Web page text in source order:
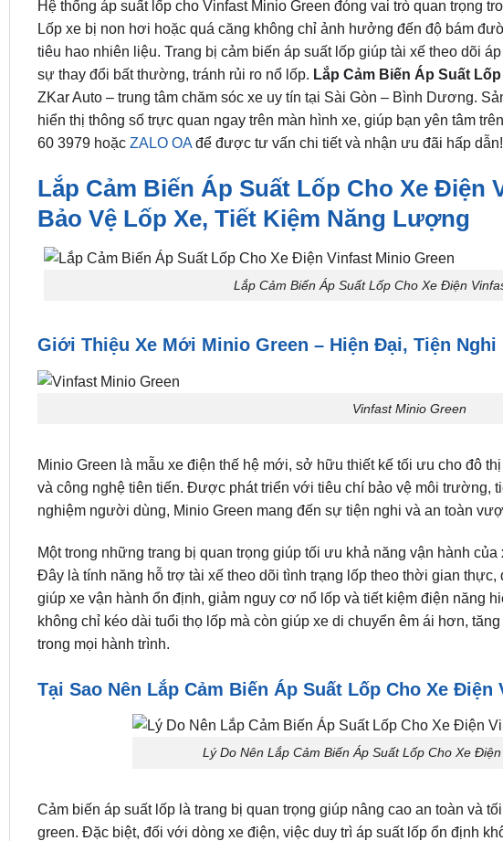
Hệ thống áp suất lốp cho Vinfast Minio Green đóng vai trò quan trọng
Lốp xe bị non hơi hoặc quá căng không chỉ ảnh hưởng đến độ bám
tiêu hao nhiên liệu. Trang bị cảm biến áp suất lốp giúp tài xế theo dõi
sự thay đổi bất thường, tránh rủi ro nổ lốp. Lắp Cảm Biến Áp Suất
ZKar Auto – trung tâm chăm sóc xe uy tín tại Sài Gòn – Bình Dương.
hiển thị thông số trực quan ngay trên màn hình xe, giúp bạn yên tâm
60 3979 hoặc ZALO OAđể được tư vấn chi tiết và nhận ưu đãi hấp dẫn!
Lắp Cảm Biến Áp Suất Lốp Cho Xe Điện
Bảo Vệ Lốp Xe, Tiết Kiệm Năng Lượng
Lắp Cảm Biến Áp Suất Lốp Cho Xe Điện
Giới Thiệu Xe Mới Minio Green – Hiện Đại, Tiện
Vinfast Minio Green
Minio Green là mẫu xe điện thế hệ mới, sở hữu thiết kế tối ưu cho đô
và công nghệ tiên tiến. Được phát triển với tiêu chí bảo vệ môi trường,
nghiệm người dùng, Minio Green mang đến sự tiện nghi và an toàn
Một trong những trang bị quan trọng giúp tối ưu khả năng vận hành
Đây là tính năng hỗ trợ tài xế theo dõi tình trạng lốp theo thời gian
giúp xe vận hành ổn định, giảm nguy cơ nổ lốp và tiết kiệm điện năng
không chỉ kéo dài tuổi thọ lốp mà còn giúp xe di chuyển êm ái hơn,
trong mọi hành trình.
Tại Sao Nên Lắp Cảm Biến Áp Suất Lốp Cho Xe
Lý Do Nên Lắp Cảm Biến Áp Suất Lốp Cho Xe
Cảm biến áp suất lốp là trang bị quan trọng giúp nâng cao an toàn và
green. Đặc biệt, đối với dòng xe điện, việc duy trì áp suất lốp ổn định